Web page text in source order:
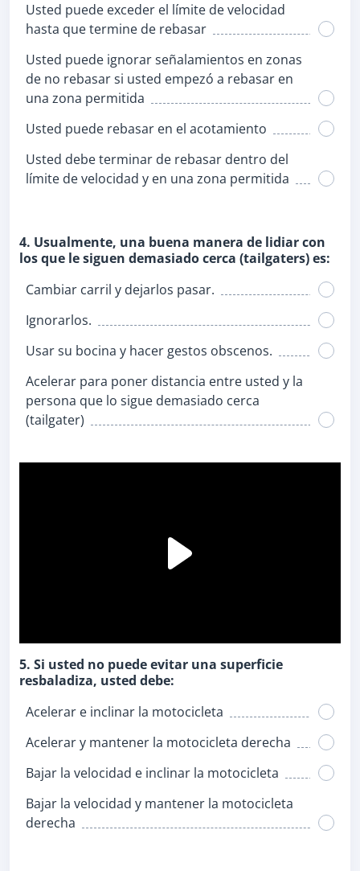
Usted puede exceder el límite de velocidad
hasta que termine de rebasar
Usted puede ignorar señalamientos en zonas
de no rebasar si usted empezó a rebasar en
una zona permitida
Usted puede rebasar en el acotamiento
Usted debe terminar de rebasar dentro del
límite de velocidad y en una zona permitida
4. Usualmente, una buena manera de lidiar con
los que le siguen demasiado cerca (tailgaters) es:
Cambiar carril y dejarlos pasar.
Ignorarlos.
Usar su bocina y hacer gestos obscenos.
Acelerar para poner distancia entre usted y la
persona que lo sigue demasiado cerca
(tailgater)
5. Si usted no puede evitar una superficie
resbaladiza, usted debe:
Acelerar e inclinar la motocicleta
Acelerar y mantener la motocicleta derecha
Bajar la velocidad e inclinar la motocicleta
Bajar la velocidad y mantener la motocicleta
derecha